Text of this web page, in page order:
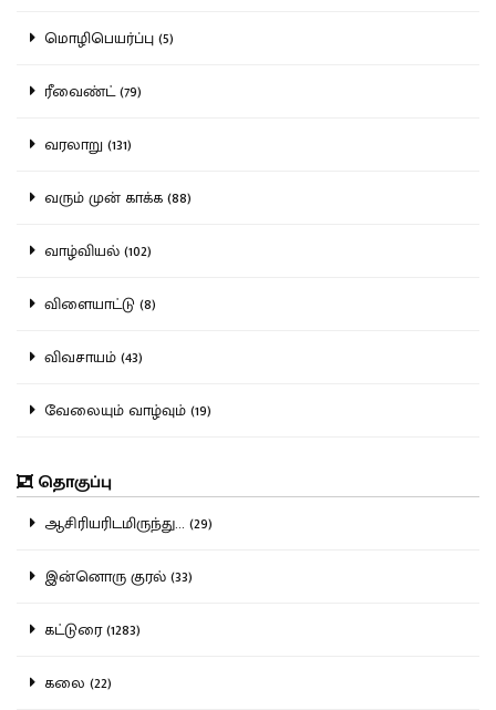
மொழிபெயர்ப்பு (5)
ரீவைண்ட் (79)
வரலாறு (131)
வரும் முன் காக்க (88)
வாழ்வியல் (102)
விளையாட்டு (8)
விவசாயம் (43)
வேலையும் வாழ்வும் (19)
தொகுப்பு
ஆசிரியரிடமிருந்து... (29)
இன்னொரு குரல் (33)
கட்டுரை (1283)
கலை (22)